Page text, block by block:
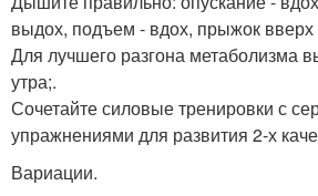
выдох, подъем - вдох, прыжок вверх
Для лучшего разгона метаболизма
утра;.
Сочетайте силовые тренировки с
упражнениями для развития 2-х
Вариации.